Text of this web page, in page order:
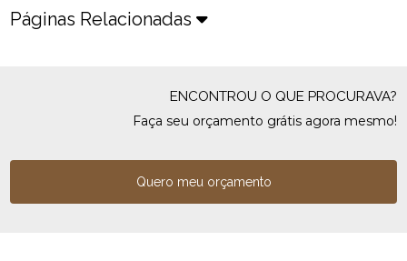
Páginas Relacionadas
ENCONTROU O QUE PROCURAVA?
Faça seu orçamento grátis agora mesmo!
Quero meu orçamento